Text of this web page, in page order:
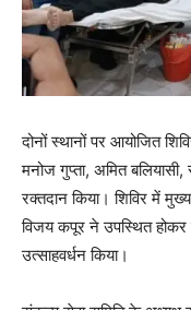
दोनों स्थानों पर आयोजित
मनोज गुप्ता, अमित
रक्तदान किया। शिविर में
विजय कपूर ने उपस्थित
उत्साहवर्धन किया।